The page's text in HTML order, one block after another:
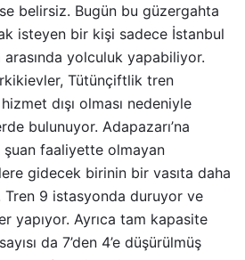
belirsiz. Bugün bu güzergahta
isteyen bir kişi sadece İstanbul
yolculuk yapabiliyor.
Tütünçiftlik tren
dışı olması nedeniyle
bulunuyor. Adapazarı’na
faaliyette olmayan
gidecek birinin bir vasıta daha
Tren 9 istasyonda duruyor ve
yapıyor. Ayrıca tam kapasite
da 7’den 4’e düşürülmüş